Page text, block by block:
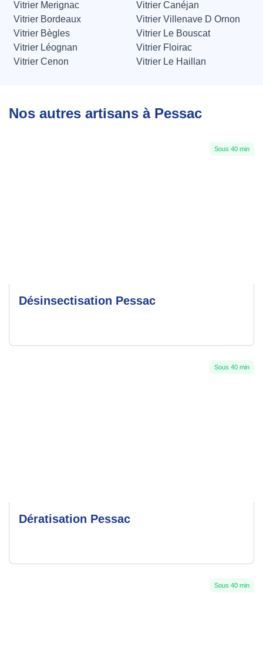
Vitrier Merignac
Vitrier Canéjan
Vitrier Bordeaux
Vitrier Villenave D Ornon
Vitrier Bègles
Vitrier Le Bouscat
Vitrier Léognan
Vitrier Floirac
Vitrier Cenon
Vitrier Le Haillan
Nos autres artisans à Pessac
Sous 40 min
Désinsectisation Pessac
Sous 40 min
Dératisation Pessac
Sous 40 min